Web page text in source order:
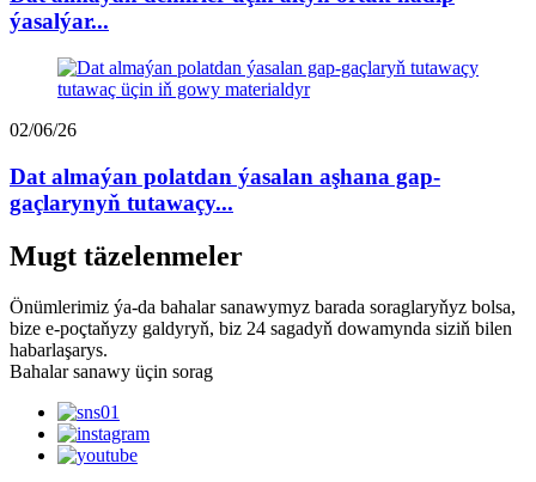
ýasalýar...
02/06/26
Dat almaýan polatdan ýasalan aşhana gap-
gaçlarynyň tutawaçy...
Mugt täzelenmeler
Önümlerimiz ýa-da bahalar sanawymyz barada soraglaryňyz bolsa,
bize e-poçtaňyzy galdyryň, biz 24 sagadyň dowamynda siziň bilen
habarlaşarys.
Bahalar sanawy üçin sorag